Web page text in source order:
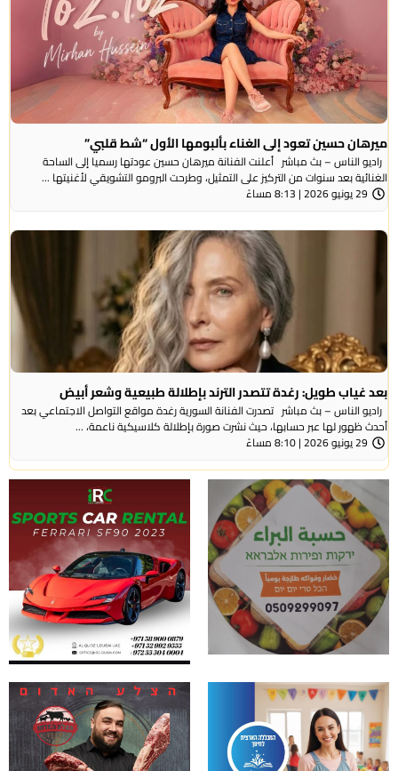
ميرهان حسين تعود إلى الغناء بألبومها الأول “شط قلبي”
راديو الناس – بث مباشر أعلنت الفنانة ميرهان حسين عودتها رسميا إلى الساحة
الغنائية بعد سنوات من التركيز على التمثيل، وطرحت البرومو التشويقي لأغنيتها ...
29 يونيو 2026 | 8:13 مساءً
بعد غياب طويل: رغدة تتصدر الترند بإطلالة طبيعية وشعر أبيض
راديو الناس – بث مباشر تصدرت الفنانة السورية رغدة مواقع التواصل الاجتماعي بعد
أحدث ظهور لها عبر حسابها، حيث نشرت صورة بإطلالة كلاسيكية ناعمة، ...
29 يونيو 2026 | 8:10 مساءً